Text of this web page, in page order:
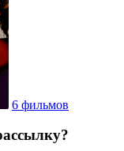
6 фильмов